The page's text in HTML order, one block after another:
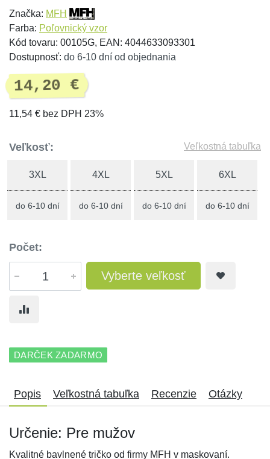
Značka: MFH
Farba: Poľovnický vzor
Kód tovaru: 00105G, EAN: 4044633093301
Dostupnosť: do 6-10 dní od objednania
14,20 €
11,54 € bez DPH 23%
Veľkosť: Veľkostná tabuľka
3XL
do 6-10 dní
4XL
do 6-10 dní
5XL
do 6-10 dní
6XL
do 6-10 dní
Počet:
Vyberte veľkosť
DARČEK ZADARMO
Popis Veľkostná tabuľka Recenzie Otázky
Určenie: Pre mužov
Kvalitné bavlnené tričko od firmy MFH v maskovaní.